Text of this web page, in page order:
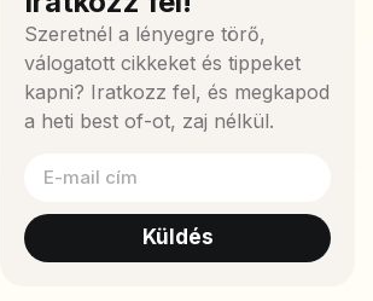
Szeretnél a lényegre törő,
válogatott cikkeket és tippeket
kapni? Iratkozz fel, és megkapod
a heti best of-ot, zaj nélkül.
Küldés